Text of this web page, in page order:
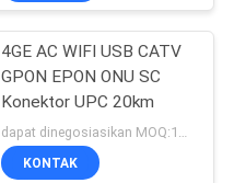
4GE AC WIFI USB CATV
GPON EPON ONU SC
Konektor UPC 20km
KONTAK